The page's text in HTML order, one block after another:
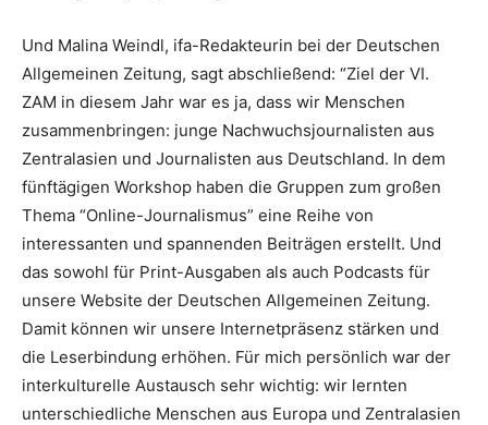
Und Malina Weindl, ifa-Redakteurin bei der Deutschen
Allgemeinen Zeitung, sagt abschließend: “Ziel der VI.
ZAM in diesem Jahr war es ja, dass wir Menschen
zusammenbringen: junge Nachwuchsjournalisten aus
Zentralasien und Journalisten aus Deutschland. In dem
fünftägigen Workshop haben die Gruppen zum großen
Thema “Online-Journalismus” eine Reihe von
interessanten und spannenden Beiträgen erstellt. Und
das sowohl für Print-Ausgaben als auch Podcasts für
unsere Website der Deutschen Allgemeinen Zeitung.
Damit können wir unsere Internetpräsenz stärken und
die Leserbindung erhöhen. Für mich persönlich war der
interkulturelle Austausch sehr wichtig: wir lernten
unterschiedliche Menschen aus Europa und Zentralasien